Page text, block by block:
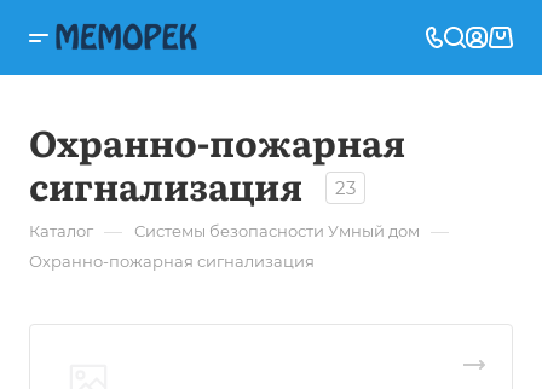
Охранно-пожарная
сигнализация
23
Каталог — Системы безопасности Умный дом —
Охранно-пожарная сигнализация